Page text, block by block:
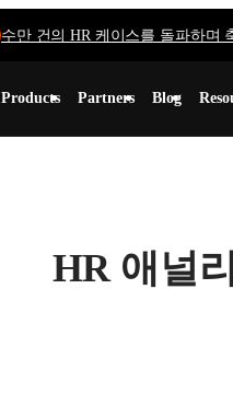
수만 건의 HR 케이스를 돌파하며
Products Partners Blog
HR 애널